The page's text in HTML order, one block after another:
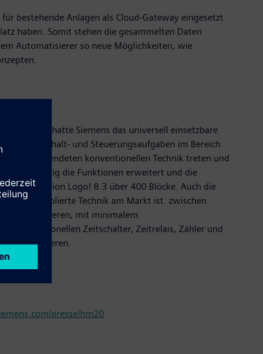
bestehende Anlagen als Cloud-Gateway eingesetzt
haben. Somit stehen die gesammelten Daten
Automatisierer so neue Möglichkeiten, wie
1996 hatte Siemens das universell einsetzbare
Schalt- und Steuerungsaufgaben im Bereich
verwendeten konventionellen Technik treten und
stetig die Funktionen erweitert und die
Generation Logo! 8.3 über 400 Blöcke. Auch die
heute etablierte Technik am Markt ist. zwischen
zu montieren, mit minimalem
konventionellen Zeitschalter, Zeitrelais, Zähler und
realisieren.
presse/hm20